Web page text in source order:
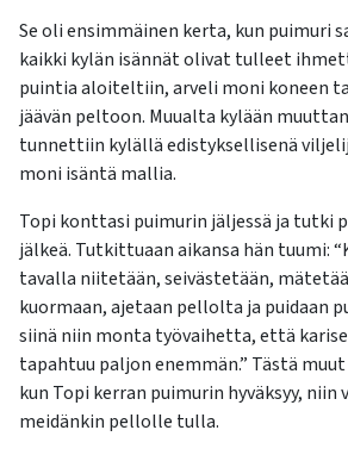
Se oli ensimmäinen kerta, kun puimuri
kaikki kylän isännät olivat tulleet
puintia aloiteltiin, arveli moni koneen
jäävän peltoon. Muualta kylään
tunnettiin kylällä edistyksellisenä
moni isäntä mallia.
Topi konttasi puimurin jäljessä ja tutki
jälkeä. Tutkittuaan aikansa hän tuumi:
tavalla niitetään, seivästetään,
kuormaan, ajetaan pellolta ja puidaan
siinä niin monta työvaihetta, että
tapahtuu paljon enemmän.” Tästä
kun Topi kerran puimurin hyväksyy, niin
meidänkin pellolle tulla.